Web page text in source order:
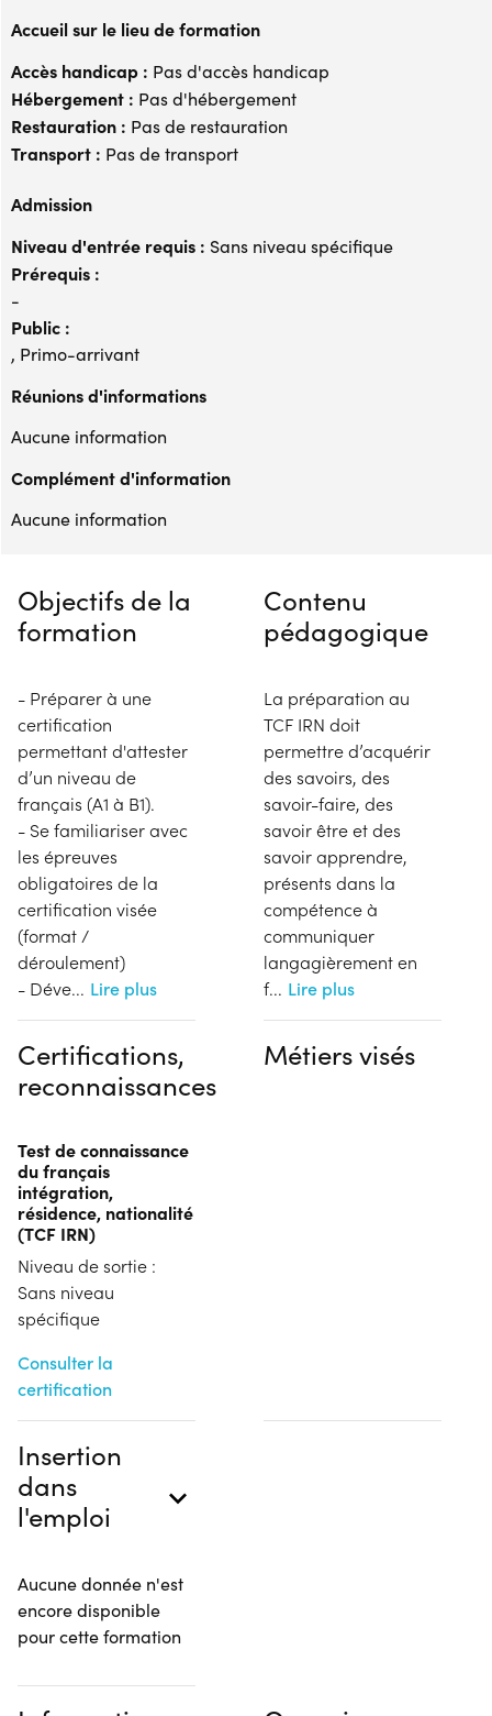
Accueil sur le lieu de formation
Accès handicap : Pas d'accès handicap
Hébergement : Pas d'hébergement
Restauration : Pas de restauration
Transport : Pas de transport
Admission
Niveau d'entrée requis : Sans niveau spécifique
Prérequis :
-
Public :
, Primo-arrivant
Réunions d'informations
Aucune information
Complément d'information
Aucune information
Objectifs de la
formation
- Préparer à une
certification
permettant d'attester
d’un niveau de
français (A1 à B1).
- Se familiariser avec
les épreuves
obligatoires de la
certification visée
(format /
déroulement)
- Déve... Lire plus
Contenu
pédagogique
La préparation au
TCF IRN doit
permettre d’acquérir
des savoirs, des
savoir-faire, des
savoir être et des
savoir apprendre,
présents dans la
compétence à
communiquer
langagièrement en
f... Lire plus
Certifications,
reconnaissances
Test de connaissance
du français
intégration,
résidence, nationalité
(TCF IRN)
Niveau de sortie :
Sans niveau
spécifique
Consulter la
certification
Métiers visés
Insertion
dans
l'emploi
Aucune donnée n'est
encore disponible
pour cette formation